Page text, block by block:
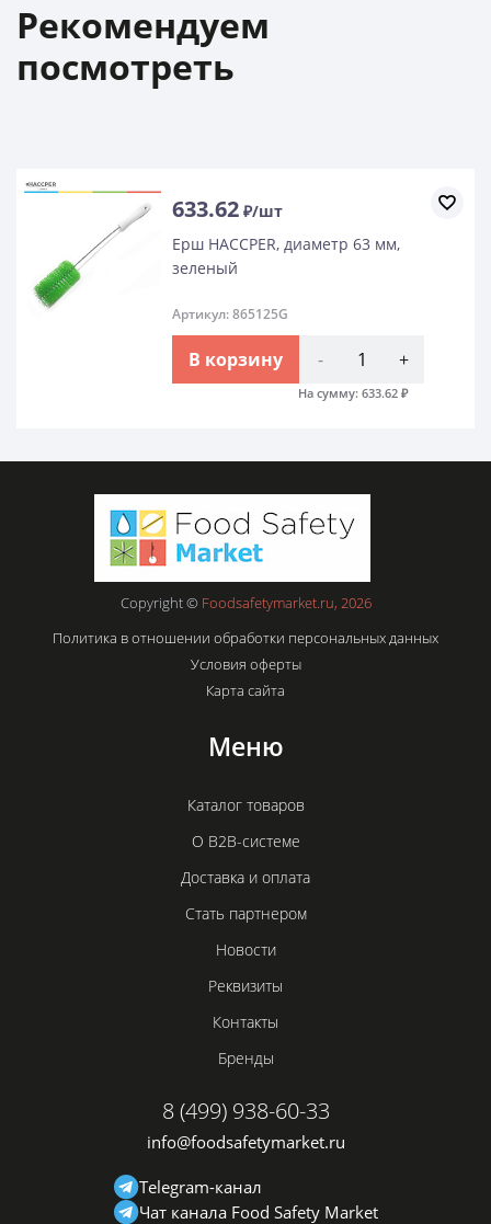
Рекомендуем
посмотреть
633.62 ₽/шт
Ерш HACCPER, диаметр 63 мм,
зеленый
Артикул: 865125G
В корзину - +
На сумму: 633.62 ₽
Copyright © Foodsafetymarket.ru, 2026
Политика в отношении обработки персональных данных
Условия оферты
Карта сайта
Меню
Каталог товаров
О B2B-системе
Доставка и оплата
Стать партнером
Новости
Реквизиты
Контакты
Бренды
8 (499) 938-60-33
info@foodsafetymarket.ru
Telegram-канал
Чат канала Food Safety Market